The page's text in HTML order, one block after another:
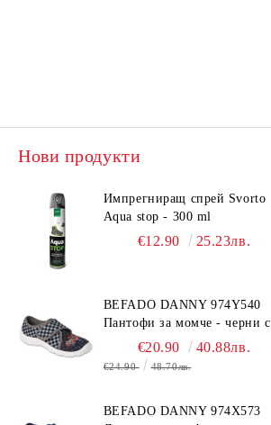
Нови продукти
Импрегниращ спрей Svorto
Aqua stop - 300 ml
€12.90 25.23лв.
BEFADO DANNY 974Y540
Пантофи за момче - черни с
€20.90 40.88лв.
€24.90 48.70лв.
BEFADO DANNY 974X573